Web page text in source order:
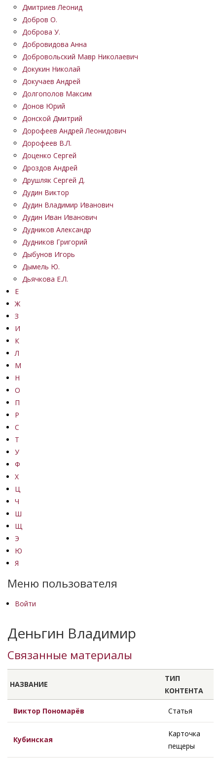
Дмитриев Леонид
Добров О.
Доброва У.
Добровидова Анна
Добровольский Мавр Николаевич
Докукин Николай
Докучаев Андрей
Долгополов Максим
Донов Юрий
Донской Дмитрий
Дорофеев Андрей Леонидович
Дорофеев В.Л.
Доценко Сергей
Дроздов Андрей
Друшляк Сергей Д.
Дудин Виктор
Дудин Владимир Иванович
Дудин Иван Иванович
Дудников Александр
Дудников Григорий
Дыбунов Игорь
Дымель Ю.
Дьячкова Е.Л.
Е
Ж
З
И
К
Л
М
Н
О
П
Р
С
Т
У
Ф
Х
Ц
Ч
Ш
Щ
Э
Ю
Я
Меню пользователя
Войти
Деньгин Владимир
Связанные материалы
НАЗВАНИЕ
ТИП
КОНТЕНТА
Виктор Пономарёв Статья
Кубинская
Карточка
пещеры